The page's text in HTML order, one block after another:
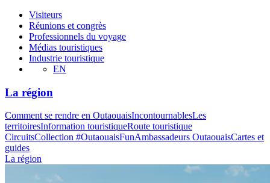
Visiteurs
Réunions et congrès
Professionnels du voyage
Médias touristiques
Industrie touristique
EN
La région
Comment se rendre en OutaouaisIncontournablesLes
territoiresInformation touristiqueRoute touristique
CircuitsCollection #OutaouaisFunAmbassadeurs OutaouaisCartes et
guides
La région